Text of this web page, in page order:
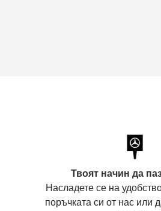
Твоят начин да
Насладете се на
поръчката си от нас или